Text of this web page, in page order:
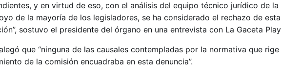
y en virtud de eso, con el análisis del equipo técnico jurídico de
de la mayoría de los legisladores, se ha considerado el rechazo de esta
sostuvo el presidente del órgano en una entrevista con La Gaceta
que “ninguna de las causales contempladas por la normativa que rige
de la comisión encuadraba en esta denuncia”.